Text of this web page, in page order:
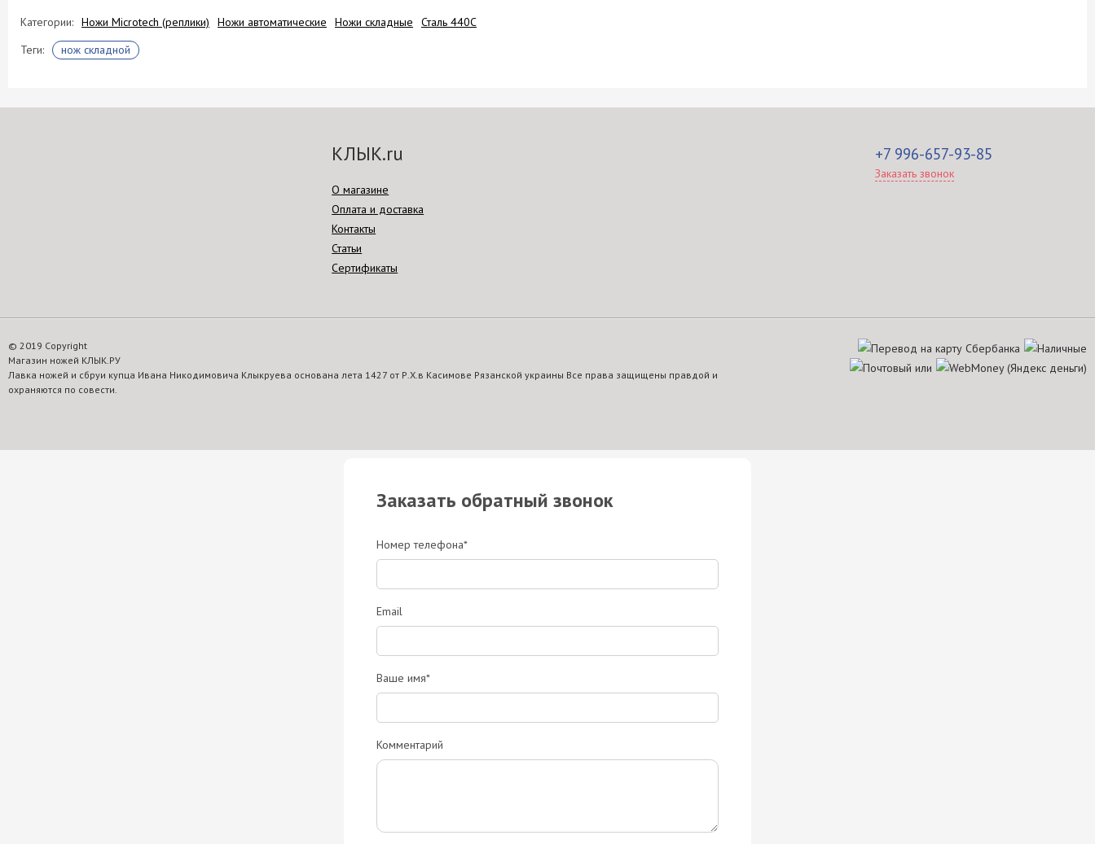
Категории: Ножи Microtech (реплики) Ножи автоматические Ножи складные
Сталь 440C
Теги:
нож складной
КЛЫК.ru
О магазине
Оплата и доставка
Контакты
Статьи
Сертификаты
+7 996-657-93-85
Заказать звонок
© 2019 Copyright
Магазин ножей КЛЫК.РУ
Лавка ножей и сбруи купца Ивана Никодимовича Клыкруева основана лета 1427 от Р.Х.в Касимове Рязанской украины Все права защищены правдой и
охраняются по совести.
Заказать обратный звонок
Номер телефона*
Email
Ваше имя*
Комментарий